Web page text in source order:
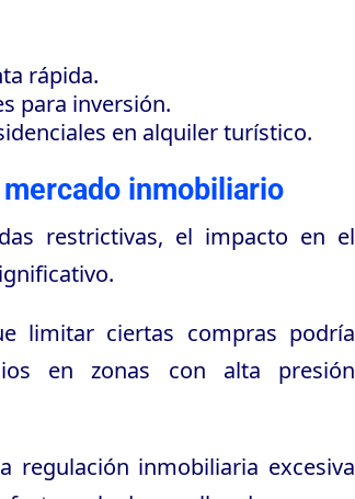
rápida.
para inversión.
en alquiler turístico.
inmobiliario
restrictivas, el impacto en el
limitar ciertas compras podría
en zonas con alta presión
regulación inmobiliaria excesiva